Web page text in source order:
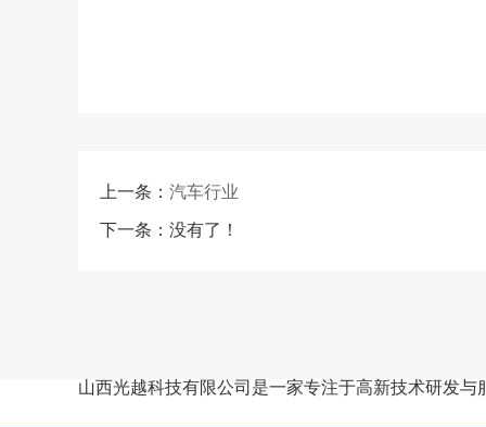
上一条： 汽车行业
下一条：没有了！
山西光越科技有限公司是一家专注于高新技术研发